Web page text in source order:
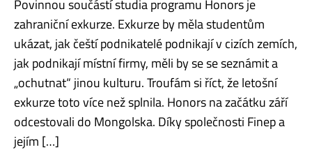
Povinnou součástí studia programu Honors je
zahraniční exkurze. Exkurze by měla studentům
ukázat, jak čeští podnikatelé podnikají v cizích zemích,
jak podnikají místní firmy, měli by se se seznámit a
„ochutnat“ jinou kulturu. Troufám si říct, že letošní
exkurze toto více než splnila. Honors na začátku září
odcestovali do Mongolska. Díky společnosti Finep a
jejím […]